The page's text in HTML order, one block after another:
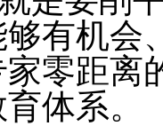
有机会
零距离
体系。